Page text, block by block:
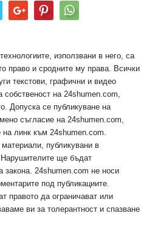
използвани в него, са
право и сродните му права. Всички
текстови, графични и видео
собственост на 24shumen.com,
Допуска се публикуване на
съгласие на 24shumen.com,
на линк към 24shumen.com.
публикувани в
Нарушителите ще бъдат
закона. 24shumen.com не носи
под публикациите.
правото да ограничават или
ви за толерантност и спазване